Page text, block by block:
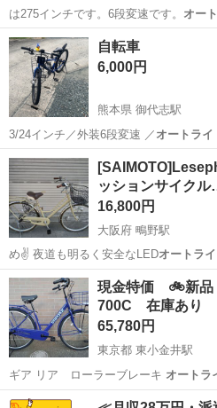
は275インチです。6段変速です。 オー
です。預かり品…
鹿児島 鹿児島市 マウンテンバイ
自転車
6,000円
熊本県 御代志駅
3/24インチ／外装6段変速 ／ オートライ
用自転車 …
熊本 合志市
ッションサイク
16,800円
大阪府 鴫野駅
め✌️ 夜道も明るく安全なLEDオートライ
でも…
大阪 大阪市 鴫野駅 その他
現金特価 🚲新
700C 在庫あり
65,780円
東京都 東小金井駅
ギア リア ローラーブレーキ オートラ
…東京 小金井市 東小金井駅